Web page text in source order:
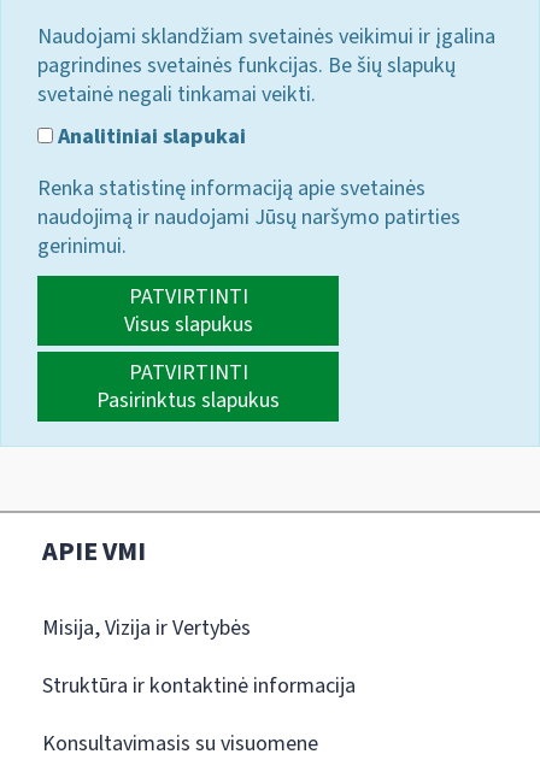
Naudojami sklandžiam svetainės veikimui ir įgalina
pagrindines svetainės funkcijas. Be šių slapukų
svetainė negali tinkamai veikti.
Analitiniai slapukai
Renka statistinę informaciją apie svetainės
naudojimą ir naudojami Jūsų naršymo patirties
gerinimui.
PATVIRTINTI
Visus slapukus
PATVIRTINTI
Pasirinktus slapukus
APIE VMI
Misija, Vizija ir Vertybės
Struktūra ir kontaktinė informacija
Konsultavimasis su visuomene